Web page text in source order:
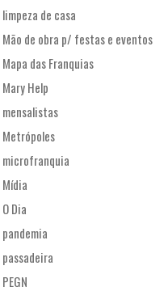
limpeza de casa
Mão de obra p/ festas e eventos
Mapa das Franquias
Mary Help
mensalistas
Metrópoles
microfranquia
Mídia
O Dia
pandemia
passadeira
PEGN